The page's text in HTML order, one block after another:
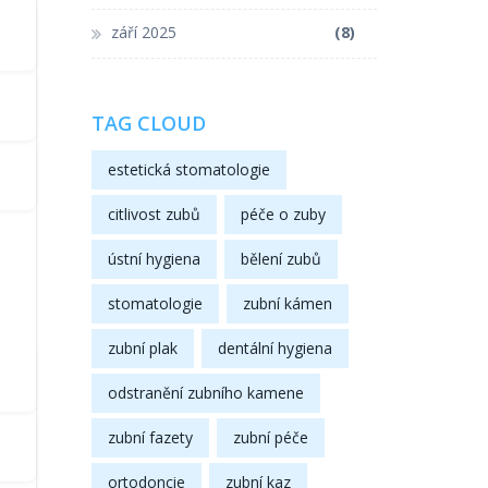
září 2025 (8)
TAG CLOUD
estetická stomatologie
citlivost zubů péče o zuby
ústní hygiena bělení zubů
stomatologie zubní kámen
zubní plak dentální hygiena
odstranění zubního kamene
zubní fazety zubní péče
ortodoncie zubní kaz